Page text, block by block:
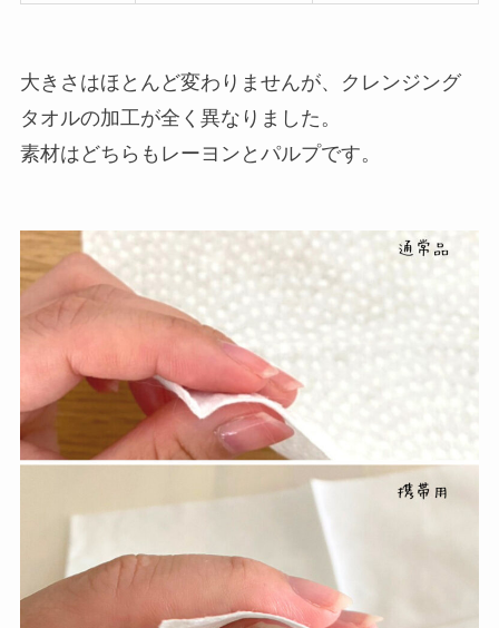
大きさはほとんど変わりませんが、クレンジング
タオルの加工が全く異なりました。
素材はどちらもレーヨンとパルプです。